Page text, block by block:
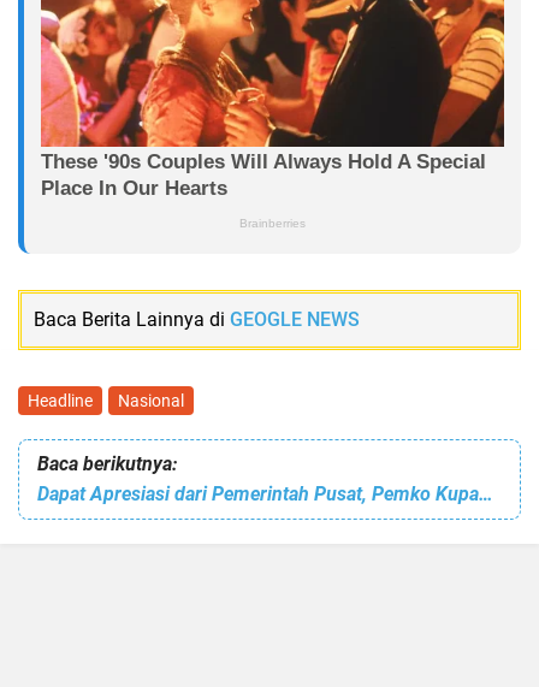
Baca Berita Lainnya di GEOGLE NEWS
Headline Nasional
Baca berikutnya:
Dapat Apresiasi dari Pemerintah Pusat, Pemko Kupang Gelar Studi Banding ke Pemko Batam